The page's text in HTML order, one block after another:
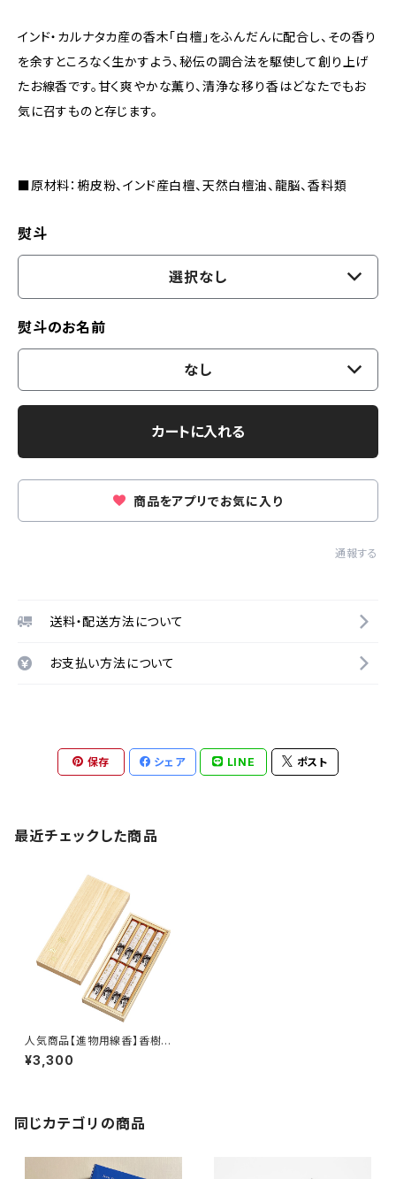
インド・カルナタカ産の香木「白檀」をふんだんに配合し、その香り
を余すところなく生かすよう、秘伝の調合法を駆使して創り上げ
たお線香です。甘く爽やかな薫り、清浄な移り香はどなたでもお
気に召すものと存じます。
■原材料：椨皮粉、インド産白檀、天然白檀油、龍脳、香料類
熨斗
選択なし
熨斗のお名前
なし
カートに入れる
商品をアプリでお気に入り
通報する
送料・配送方法について
お支払い方法について
保存 シェア LINE ポスト
最近チェックした商品
人気商品【進物用線香】香樹
林 短寸8入<煙量：ふつう>
甘く清浄な白檀の香り 『御霊
¥3,300
同じカテゴリの商品